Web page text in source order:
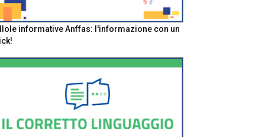
informative Anffas: l'informazione con un